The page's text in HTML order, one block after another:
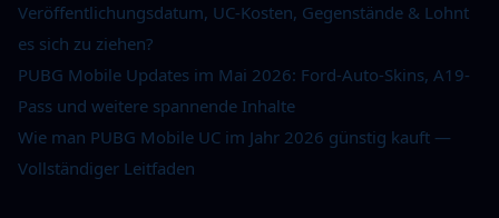
Veröffentlichungsdatum, UC-Kosten, Gegenstände & Lohnt
es sich zu ziehen?
PUBG Mobile Updates im Mai 2026: Ford-Auto-Skins, A19-
Pass und weitere spannende Inhalte
Wie man PUBG Mobile UC im Jahr 2026 günstig kauft —
Vollständiger Leitfaden